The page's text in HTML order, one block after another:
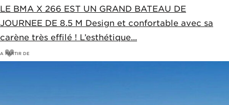
LE BMA X 266 EST UN GRAND BATEAU DE
JOURNEE DE 8.5 M Design et confortable avec sa
carène très effilé ! L’esthétique...
A PARTIR DE